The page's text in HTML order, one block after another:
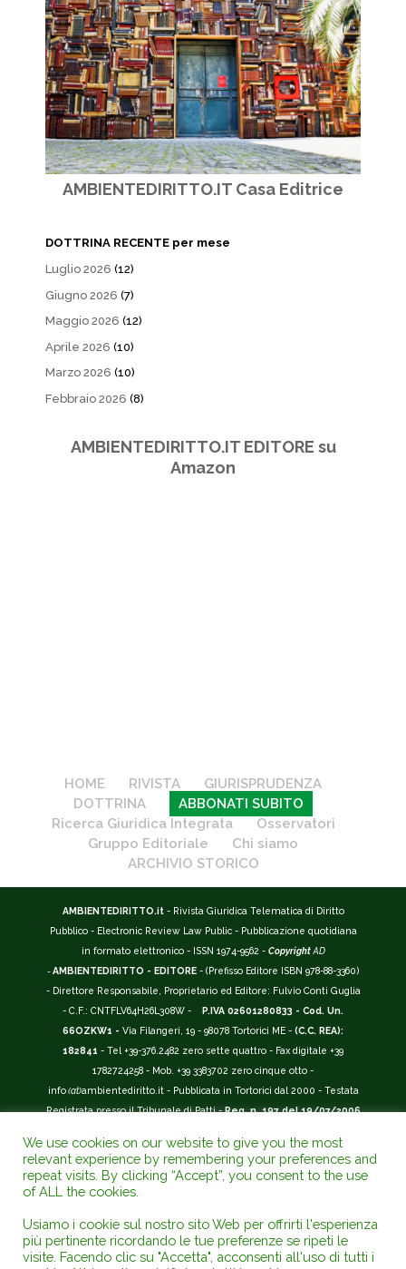
AMBIENTEDIRITTO.IT Casa Editrice
DOTTRINA RECENTE per mese
Luglio 2026 (12)
Giugno 2026 (7)
Maggio 2026 (12)
Aprile 2026 (10)
Marzo 2026 (10)
Febbraio 2026 (8)
AMBIENTEDIRITTO.IT EDITORE su
Amazon
HOME RIVISTA
GIURISPRUDENZA
DOTTRINA
ABBONATI SUBITO
Ricerca Giuridica Integrata
Osservatori
Gruppo Editoriale
Chi siamo
ARCHIVIO STORICO
AMBIENTEDIRITTO.it - Rivista Giuridica Telematica di Diritto
Pubblico - Electronic Review Law Public - Pubblicazione quotidiana
in formato elettronico - ISSN 1974-9562 - Copyright AD
-AMBIENTEDIRITTO - EDITORE - (Prefisso Editore ISBN 978-88-3360)
- Direttore Responsabile, Proprietario ed Editore: Fulvio Conti Guglia
- C.F.: CNTFLV64H26L308W -
P.IVA 02601280833 - Cod. Un.
66OZKW1 - Via Filangeri, 19 - 98078 Tortorici ME - (C.C. REA):
182841 - Tel +39-376.2482 zero sette quattro - Fax digitale +39
1782724258 - Mob. +39 3383702 zero cinque otto -
info(at)ambientediritto.it - Pubblicata in Tortorici dal 2000 - Testata
Registrata presso il Tribunale di Patti -Reg. n. 197 del 19/07/2006
__________
La Rivista Giuridica AMBIENTEDIRITTO.IT ISSN 1974-9562
riconosciuta ed inserita nell'Area 12 - (
Universitario e della Ricerca (D.P.R. n.76/2010). Valutazione della Qualità della
Ricerca (
); Autovalutazione, Valutazione periodica, Accreditamento ( AVA
);
We use cookies on our website to give you the most
relevant experience by remembering your preferences and
repeat visits. By clicking “Accept”, you consent to the use
of ALL the cookies.
Usiamo i cookie sul nostro sito Web per offrirti l'esperienza
più pertinente ricordando le tue preferenze se ripeti le
visite. Facendo clic su "Accetta", acconsenti all'uso di tutti i